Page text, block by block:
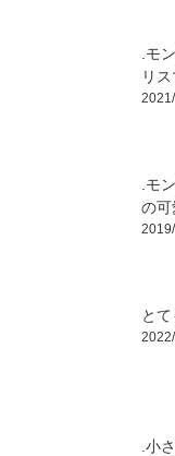
.モ
リ
.モ
の可
と
.小